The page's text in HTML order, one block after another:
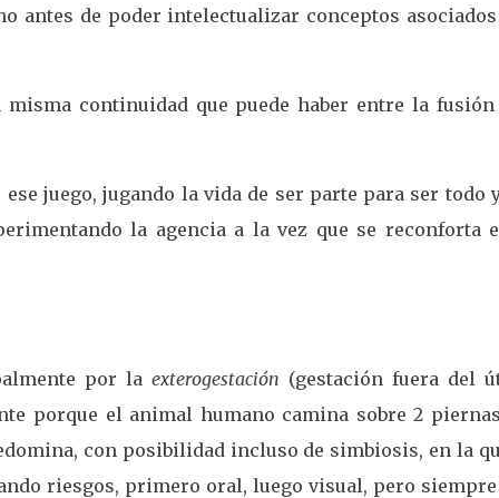
antes de poder intelectualizar conceptos
continuidad que puede haber entre la
juego, jugando la vida de ser parte para ser todo
la agencia a la vez que se reconforta
por la exterogestación (gestación fuera del
porque el animal humano camina sobre 2
con posibilidad incluso de simbiosis, en la
riesgos, primero oral, luego visual, pero